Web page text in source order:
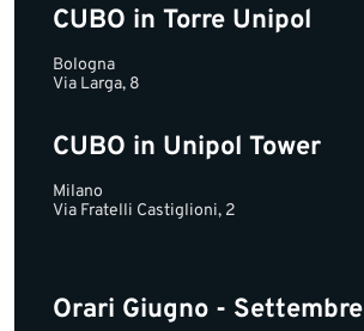
CUBO in Torre Unipol
Bologna
Via Larga, 8
CUBO in Unipol Tower
Milano
Via Fratelli Castiglioni, 2
Orari Giugno - Settembre